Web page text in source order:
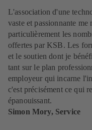
L'association d'une
vaste et passionnante
particulièrement les
offertes par KSB. Les
et le soutien dont je
tant sur le plan
employeur qui incarne
c'est précisément ce qui
épanouissant.
Simon Mory, Service